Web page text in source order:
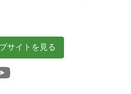
サイトを見る